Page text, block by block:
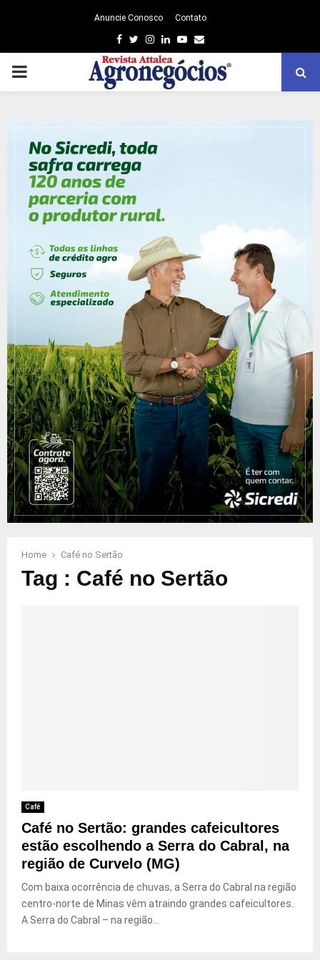
Anuncie Conosco Contato
Facebook
TwitterInstagram
LinkedinYoutube
Email
PRIMARY
Home Café no Sertão
Tag : Café no Sertão
Café
Café no Sertão: grandes cafeicultores
estão escolhendo a Serra do Cabral, na
região de Curvelo (MG)
Com baixa ocorrência de chuvas, a Serra do Cabral na região
centro-norte de Minas vêm atraindo grandes cafeicultores.
A Serra do Cabral – na região...